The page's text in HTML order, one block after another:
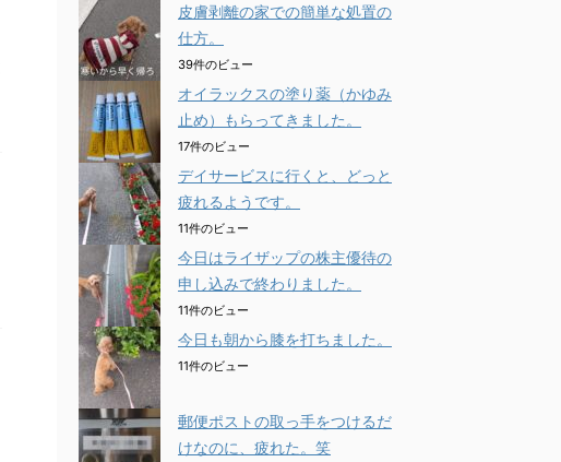
皮膚剥離の家での簡単な処置の
仕方。
39件のビュー
オイラックスの塗り薬（かゆみ
止め）もらってきました。
17件のビュー
デイサービスに行くと、どっと
疲れるようです。
11件のビュー
今日はライザップの株主優待の
申し込みで終わりました。
11件のビュー
今日も朝から膝を打ちました。
11件のビュー
郵便ポストの取っ手をつけるだ
けなのに、疲れた。笑